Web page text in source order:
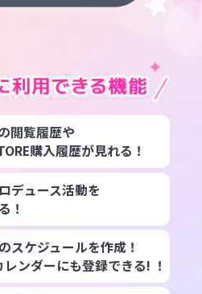
閲覧履歴や
購入履歴が見れる！
デュース活動を
！
スケジュールを作成！
ンダーにも登録できる! ！